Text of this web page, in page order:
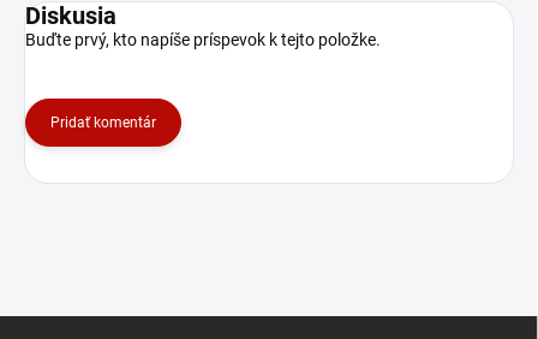
Diskusia
Buďte prvý, kto napíše príspevok k tejto položke.
Pridať komentár